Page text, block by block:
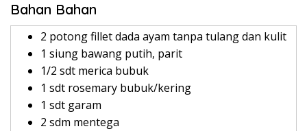
Bahan Bahan
2 potong fillet dada ayam tanpa tulang dan kulit
1 siung bawang putih, parit
1/2 sdt merica bubuk
1 sdt rosemary bubuk/kering
1 sdt garam
2 sdm mentega